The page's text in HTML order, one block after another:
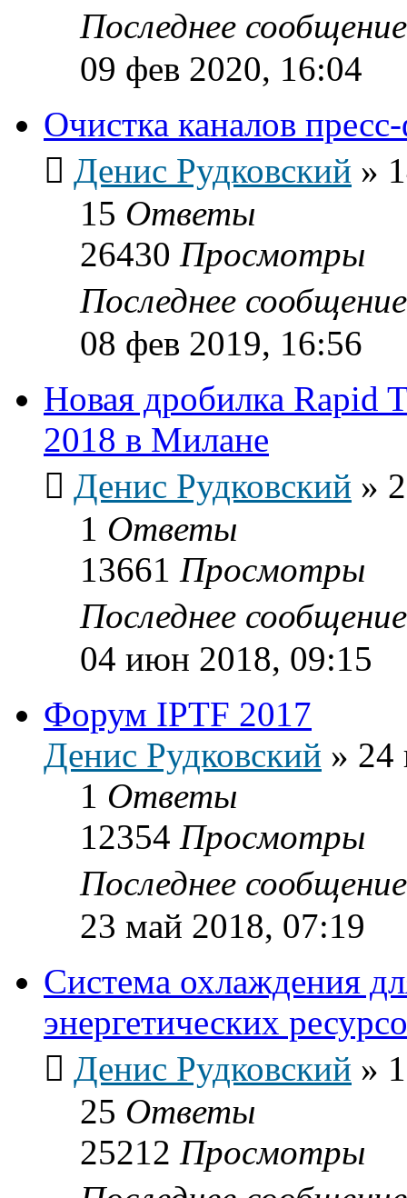
Последнее
09 фев 2020, 16:04
Очистка каналов
Денис Рудковский »
15 Ответы
26430 Просмотры
Последнее
08 фев 2019, 16:56
Новая дробилка Rapid
2018 в Милане
Денис Рудковский »
1 Ответы
13661 Просмотры
Последнее
04 июн 2018, 09:15
Форум IPTF 2017
Денис Рудковский » 24
1 Ответы
12354 Просмотры
Последнее
23 май 2018, 07:19
Система охлаждения
энергетических
Денис Рудковский »
25 Ответы
25212 Просмотры